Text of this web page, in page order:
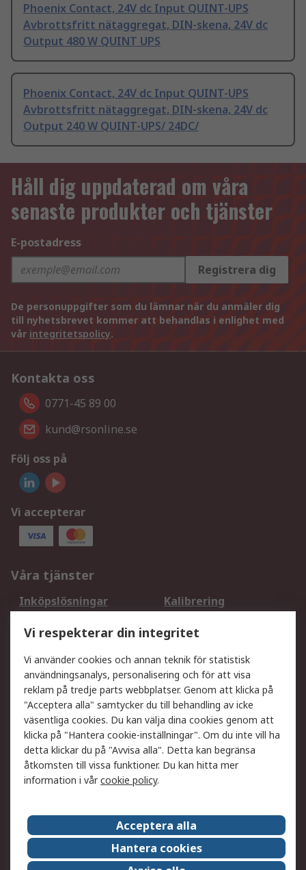
Phoenix Contact, 24V dc Input QUINT-UPS
Avbrottsfritt nätaggregat, DIN-skena, 24V dc
Output 480 W QUINT UPS
Phoenix Contact, 24V dc Input QUINT-UPS
Avbrottsfritt nätaggregat, DIN-skena, 24V dc
Output 240 W QUINT-UPS/ 24DC/
Håll dig uppdaterad om våra
senaste produkter och tjänster
E-postadress
Registrera dig
De personuppgifter som du lämnar när du anmäler dig
till nyhetsbrevet kommer att behandlas i enlighet med
vår integritetspolicy.
Kontakta oss
0771-45 89 00
kund@rsonline.se
Följ oss på
Vi accepterar
Våra tjänster
Inköpslösningar
Kalibrering
DesignSpark
Teknisk Support
Ditt lokala säljteam
Exportlösningar
Support
Få hjälp
Retur av varor
Leverans
Spåra din order
Begär en fakturakopi
Fördelar med RS-konto
Betalningsalternativ
Om RS
Försäljningsvillkor
Det juridiska
Press Centre
Vi respekterar din integritet
Vi använder cookies och annan teknik för statistisk
användningsanalys, personalisering och för att visa
reklam på tredje parts webbplatser. Genom att klicka på
"Acceptera alla" samtycker du till behandling av icke
väsentliga cookies. Du kan välja dina cookies genom att
klicka på "Hantera cookie-inställningar". Om du inte vill ha
detta klickar du på "Avvisa alla". Detta kan begränsa
åtkomsten till vissa funktioner. Du kan hitta mer
information i vårcookie policy.
Acceptera alla
Hantera cookies